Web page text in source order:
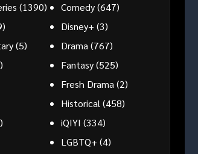
(1390) Comedy(647)
Disney+ (3)
(5) Drama(767)
Fantasy(525)
Fresh Drama(2)
Historical(458)
iQIYI (334)
LGBTQ+ (4)